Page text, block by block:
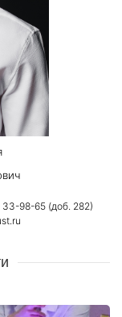
98-65 (доб. 282)